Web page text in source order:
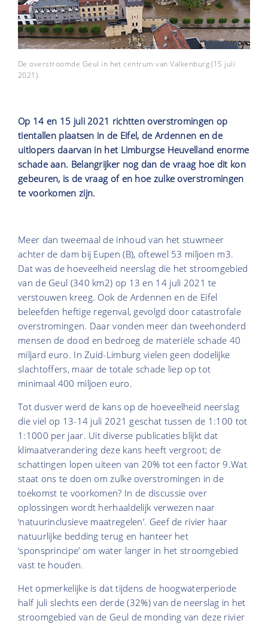
De overstroomde Geul in het centrum van Valkenburg (15 juli
2021).
Op 14 en 15 juli 2021 richtten overstromingen op
tientallen plaatsen in de Eifel, de Ardennen en de
uitlopers daarvan in het Limburgse Heuvelland enorme
schade aan. Belangrijker nog dan de vraag hoe dit kon
gebeuren, is de vraag of en hoe zulke overstromingen
te voorkomen zijn.
Meer dan tweemaal de inhoud van het stuwmeer
achter de dam bij Eupen (B), oftewel 53 miljoen m3.
Dat was de hoeveelheid neerslag die het stroomgebied
van de Geul (340 km2) op 13 en 14 juli 2021 te
verstouwen kreeg. Ook de Ardennen en de Eifel
beleefden heftige regenval, gevolgd door catastrofale
overstromingen. Daar vonden meer dan tweehonderd
mensen de dood en bedroeg de materiële schade 40
miljard euro. In Zuid-Limburg vielen geen dodelijke
slachtoffers, maar de totale schade liep op tot
minimaal 400 miljoen euro.
Tot dusver werd de kans op de hoeveelheid neerslag
die viel op 13-14 juli 2021 geschat tussen de 1:100 tot
1:1000 per jaar. Uit diverse publicaties blijkt dat
klimaatverandering deze kans heeft vergroot; de
schattingen lopen uiteen van 20% tot een factor 9.Wat
staat ons te doen om zulke overstromingen in de
toekomst te voorkomen? In de discussie over
oplossingen wordt herhaaldelijk verwezen naar
‘natuurinclusieve maatregelen’. Geef de rivier haar
natuurlijke bedding terug en hanteer het
‘sponsprincipe’ om water langer in het stroomgebied
vast te houden.
Het opmerkelijke is dat tijdens de hoogwaterperiode
half juli slechts een derde (32%) van de neerslag in het
stroomgebied van de Geul de monding van deze rivier